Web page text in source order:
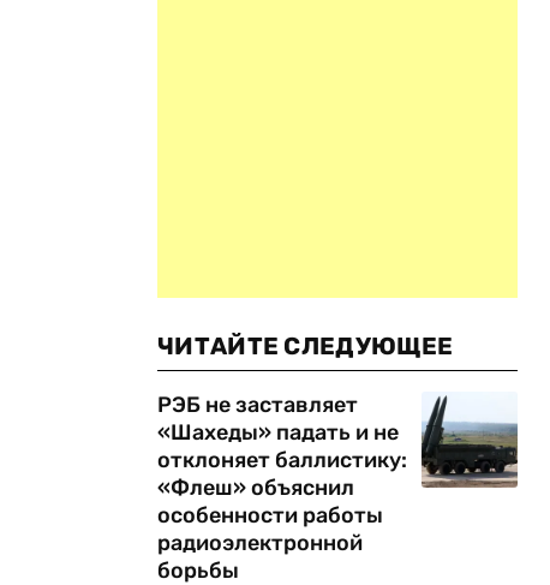
ЧИТАЙТЕ СЛЕДУЮЩЕЕ
РЭБ не заставляет
«Шахеды» падать и не
отклоняет баллистику:
«Флеш» объяснил
особенности работы
радиоэлектронной
борьбы